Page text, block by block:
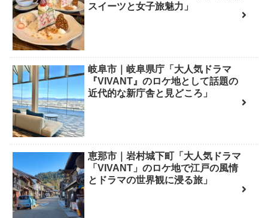
スイーツと女子旅魅力」
岐阜市｜岐阜県庁「大人気ドラマ
『VIVANT』のロケ地として話題の
近代的な新庁舎と見どころ」
恵那市｜岩村城下町「大人気ドラマ
「VIVANT」のロケ地で江戸の風情
とドラマの世界観に浸る旅」